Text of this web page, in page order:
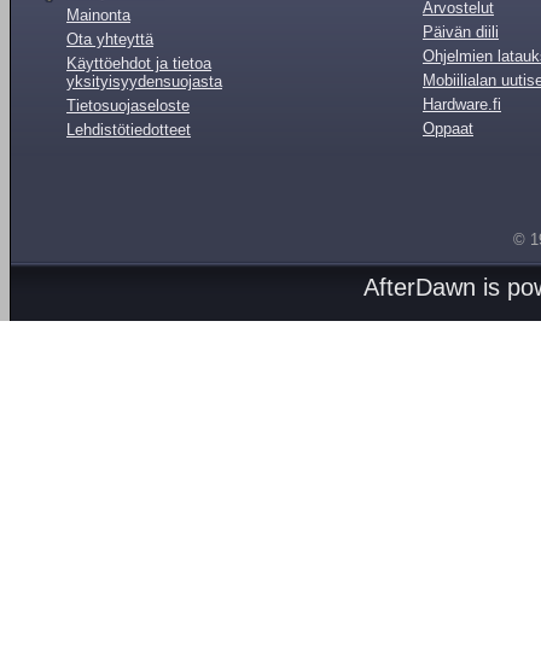
Mainonta
Ota yhteyttä
Käyttöehdot ja tietoa
yksityisyydensuojasta
Tietosuojaseloste
Lehdistötiedotteet
Arvostelut
Päivän diili
Ohjelmien
Mobiilialan
Hardware.fi
Oppaat
©
AfterDawn is